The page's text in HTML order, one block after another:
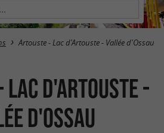
Artouste - Lac d'Artouste - Vallée d'Ossau
d'Artouste -
d'Ossau